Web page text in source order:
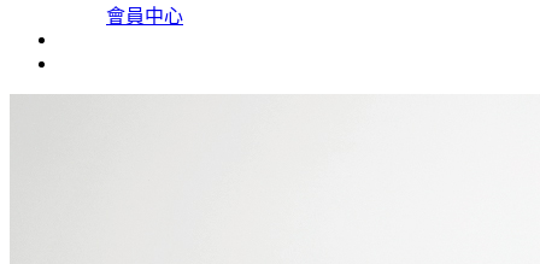
會員中心